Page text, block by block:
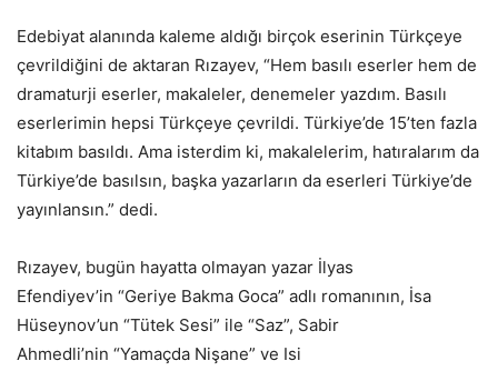
Edebiyat alanında kaleme aldığı birçok eserinin Türkçeye
çevrildiğini de aktaran Rızayev, “Hem basılı eserler hem de
dramaturji eserler, makaleler, denemeler yazdım. Basılı
eserlerimin hepsi Türkçeye çevrildi. Türkiye’de 15’ten fazla
kitabım basıldı. Ama isterdim ki, makalelerim, hatıralarım da
Türkiye’de basılsın, başka yazarların da eserleri Türkiye’de
yayınlansın.” dedi.
Rızayev, bugün hayatta olmayan yazar İlyas
Efendiyev’in “Geriye Bakma Goca” adlı romanının, İsa
Hüseynov’un “Tütek Sesi” ile “Saz”, Sabir
Ahmedli’nin “Yamaçda Nişane” ve Isi